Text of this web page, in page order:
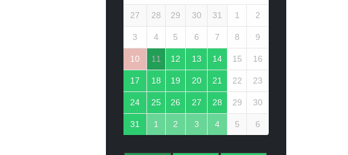
27 28 29 30 31 1 2
3 4 5 6 7 8 9
10 11 12 13 14 15 16
17 18 19 20 21 22 23
24 25 26 27 28 29 30
31 1 2 3 4 5 6